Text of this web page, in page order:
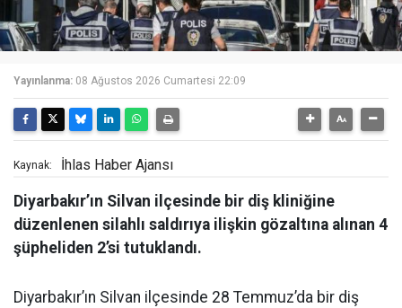
Yayınlanma: 08 Ağustos 2026 Cumartesi 22:09
Kaynak: İhlas Haber Ajansı
Diyarbakır’ın Silvan ilçesinde bir diş kliniğine
düzenlenen silahlı saldırıya ilişkin gözaltına alınan 4
şüpheliden 2’si tutuklandı.
Diyarbakır’ın Silvan ilçesinde 28 Temmuz’da bir diş